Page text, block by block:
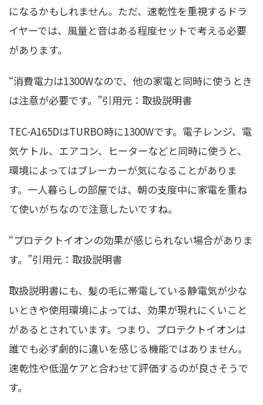
になるかもしれません。ただ、速乾性を重視するドラ
イヤーでは、風量と音はある程度セットで考える必要
があります。
“消費電力は1300Wなので、他の家電と同時に使うとき
は注意が必要です。”引用元：取扱説明書
TEC-A165DはTURBO時に1300Wです。電子レンジ、電
気ケトル、エアコン、ヒーターなどと同時に使うと、
環境によってはブレーカーが気になることがありま
す。一人暮らしの部屋では、朝の支度中に家電を重ね
て使いがちなので注意したいですね。
“プロテクトイオンの効果が感じられない場合がありま
す。”引用元：取扱説明書
取扱説明書にも、髪の毛に帯電している静電気が少な
いときや使用環境によっては、効果が現れにくいこと
があるとされています。つまり、プロテクトイオンは
誰でも必ず劇的に違いを感じる機能ではありません。
速乾性や低温ケアと合わせて評価するのが良さそうで
す。